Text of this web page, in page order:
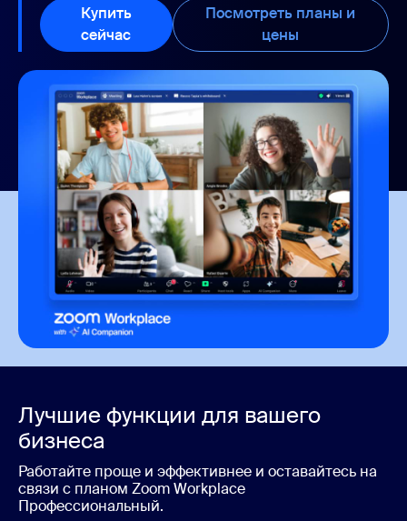
Купить
сейчас Купить сейчас
Посмотреть планы и
цены Посмотреть
Лучшие функции для вашего
бизнеса
Работайте проще и эффективнее и оставайтесь на
связи с планом Zoom Workplace
Профессиональный.